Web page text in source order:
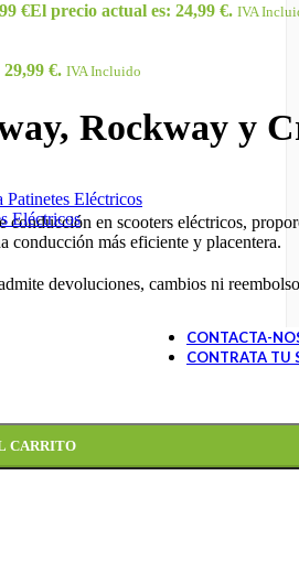
Patinetes Eléctricos
Eléctricos
CONTACTA-
CONTRATA TU
€El precio actual es: 24,99 €. IVA
€. IVA Incluido
Rockway y
conducción en scooters eléctricos,
conducción más eficiente y placentera.
devoluciones, cambios ni
CARRITO